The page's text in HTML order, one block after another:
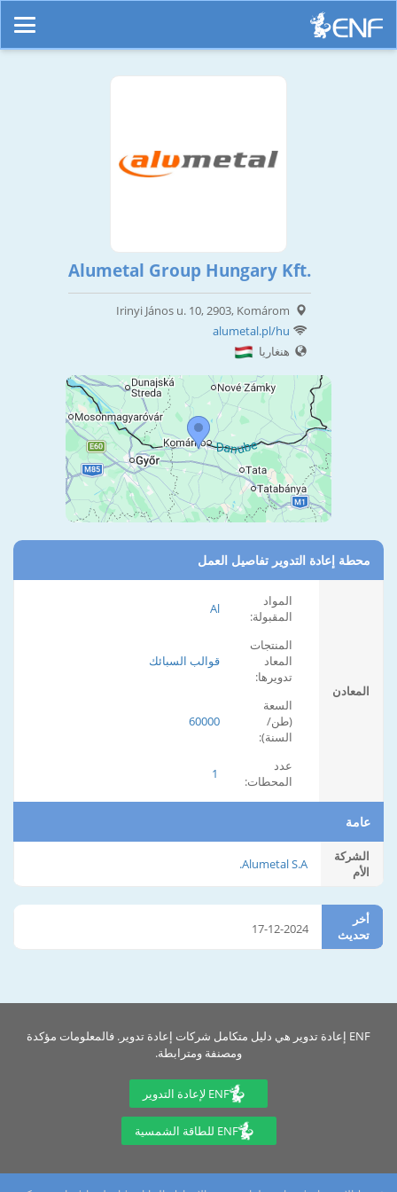
Alumetal Group Hungary Kft.
Irinyi János u. 10, 2903, Komárom
alumetal.pl/hu
هنغاريا
محطة إعادة التدوير تفاصيل العمل
المعادن
المواد
المقبولة:
Al
المنتجات
المعاد
تدويرها:
قوالب السبائك
السعة
(طن/
السنة):
60000
عدد
المحطات:
1
عامة
الشركة
الأم
Alumetal S.A.
أخر
تحديث
17-12-2024
ENF إعادة تدوير هي دليل متكامل شركات إعادة تدوير. فالمعلومات مؤكدة
ومصنفة ومترابطة.
ENF لإعادة التدوير
ENF للطاقة الشمسية